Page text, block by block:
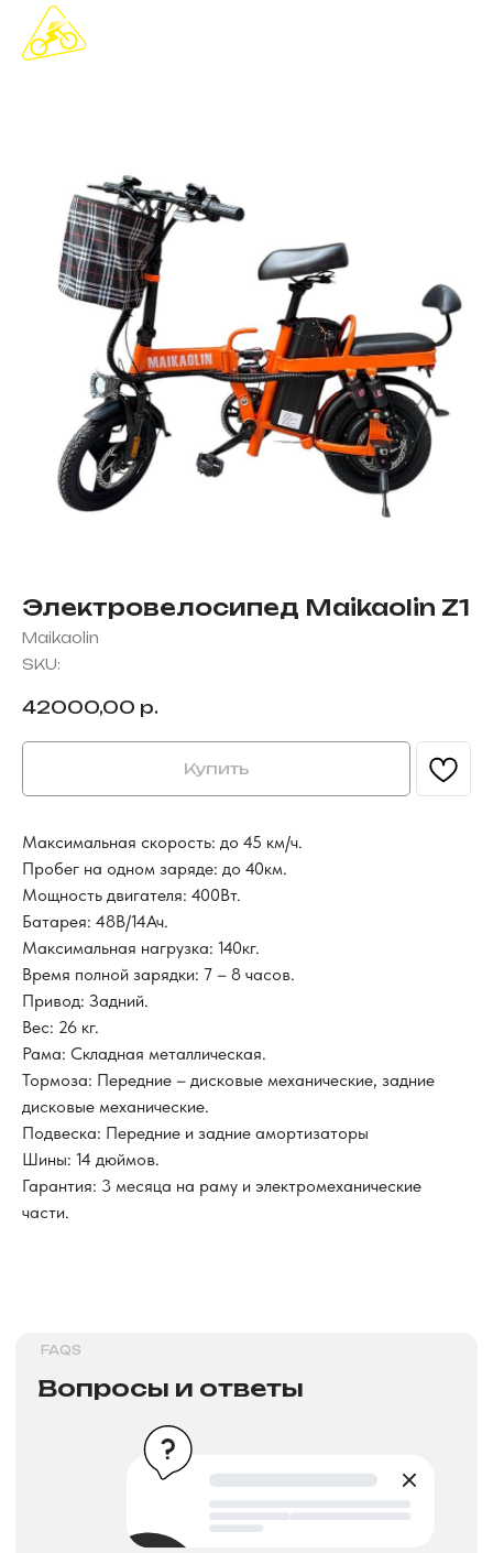
Электровелосипед Maikaolin Z1
Maikaolin
SKU:
42000,00 р.
Купить
Максимальная скорость: до 45 км/ч.
Пробег на одном заряде: до 40км.
Мощность двигателя: 400Вт.
Батарея: 48В/14Ач.
Максимальная нагрузка: 140кг.
Время полной зарядки: 7 – 8 часов.
Привод: Задний.
Вес: 26 кг.
Рама: Складная металлическая.
Тормоза: Передние – дисковые механические, задние
дисковые механические.
Подвеска: Передние и задние амортизаторы
Шины: 14 дюймов.
Гарантия: 3 месяца на раму и электромеханические
части.
Вопросы и ответы
>
Условия доставки
>
DELIVERY TERMS
Рассрочка и кредит